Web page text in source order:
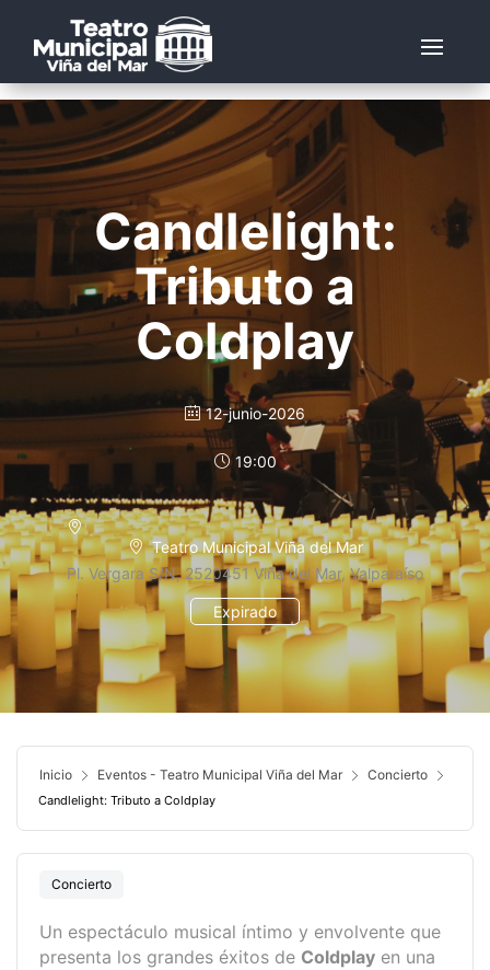
Candlelight:
Tributo a
Coldplay
12-junio-2026
Expirado
19:00
Teatro Municipal Viña del Mar
Pl. Vergara S/N, 2520451 Viña del Mar, Valparaíso
Inicio Eventos - Teatro Municipal Viña del Mar Concierto
Candlelight: Tributo a Coldplay
Concierto
Un espectáculo musical íntimo y envolvente que
presenta los grandes éxitos de Coldplay en una